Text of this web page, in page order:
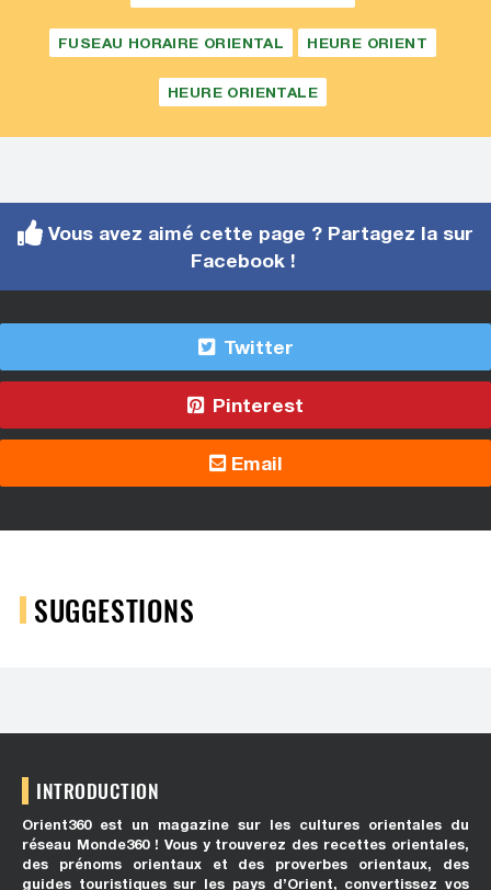
FUSEAU HORAIRE ORIENTAL HEURE ORIENT
HEURE ORIENTALE
Vous avez aimé cette page ? Partagez la sur
Facebook !
Twitter
Pinterest
Email
SUGGESTIONS
INTRODUCTION
Orient360 est un magazine sur les cultures orientales du
réseau Monde360 ! Vous y trouverez des recettes orientales,
des prénoms orientaux et des proverbes orientaux, des
guides touristiques sur les pays d’Orient, convertissez vos